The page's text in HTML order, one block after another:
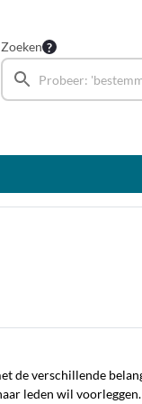
Zoeken
de verschillende
leden wil